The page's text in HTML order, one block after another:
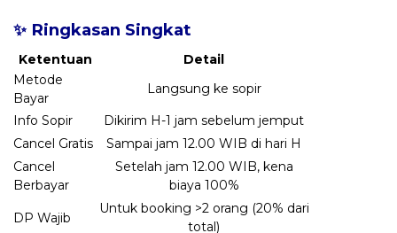
✨ Ringkasan Singkat
Ketentuan
Detail
Metode
Bayar
Langsung ke sopir
Info Sopir
Dikirim H-1 jam sebelum jemput
Cancel Gratis
Sampai jam 12.00 WIB di hari H
Cancel
Berbayar
Setelah jam 12.00 WIB, kena
biaya 100%
DP Wajib
Untuk booking >2 orang (20% dari
total)